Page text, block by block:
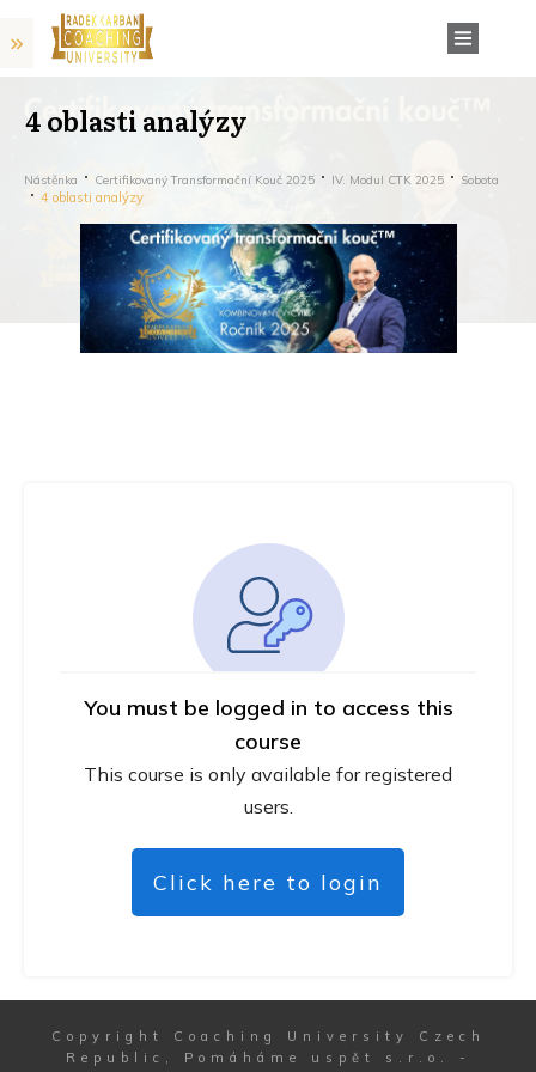
4 oblasti analýzy
Nástěnka Certifikovaný Transformační Kouč 2025 IV. Modul CTK 2025 Sobota
4 oblasti analýzy
You must be logged in to access this
course
This course is only available for registered
users.
Click here to login
Copyright
Coaching University Czech
Republic, Pomáháme uspět s.r.o.
-